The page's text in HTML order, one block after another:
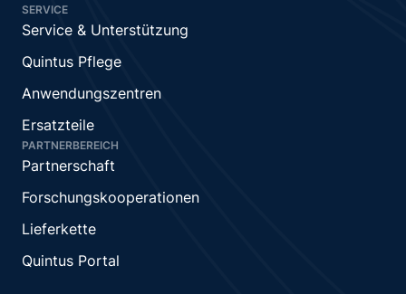
SERVICE
Service & Unterstützung
Quintus Pflege
Anwendungszentren
Ersatzteile
PARTNERBEREICH
Partnerschaft
Forschungskooperationen
Lieferkette
Quintus Portal